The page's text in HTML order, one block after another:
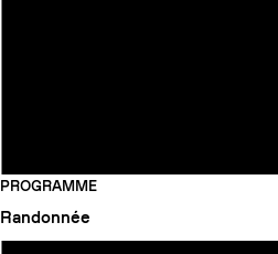
PROGRAMME
Randonnée